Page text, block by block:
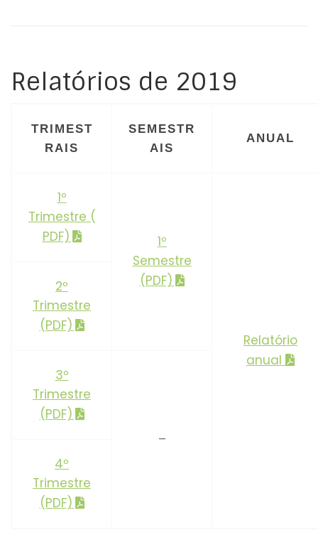
Relatórios de 2019
TRIMEST
RAIS
SEMESTR
AIS
ANUAL
1º
Trimestre (
PDF)
1º
Semestre
(PDF)
Relatório
anual
2º
Trimestre
(PDF)
3º
Trimestre
(PDF)
–
4º
Trimestre
(PDF)